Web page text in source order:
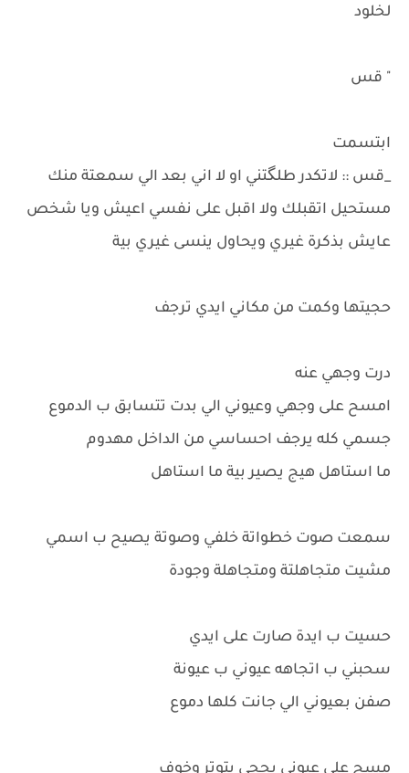
لخلود
" قس
ابتسمت
_قس :: لاتكدر طلگتني او لا اني بعد الي سمعتة منك
مستحيل اتقبلك ولا اقبل على نفسي اعيش ويا شخص
عايش بذكرة غيري ويحاول ينسى غيري بية
حجيتها وكمت من مكاني ايدي ترجف
درت وجهي عنه
امسح على وجهي وعيوني الي بدت تتسابق ب الدموع
جسمي كله يرجف احساسي من الداخل مهدوم
ما استاهل هيج يصير بية ما استاهل
سمعت صوت خطواتة خلفي وصوتة يصيح ب اسمي
مشيت متجاهلتة ومتجاهلة وجودة
حسيت ب ايدة صارت على ايدي
سحبني ب اتجاهه عيوني ب عيونة
صفن بعيوني الي جانت كلها دموع
مسح على عيوني يحجي بتوتر وخوف